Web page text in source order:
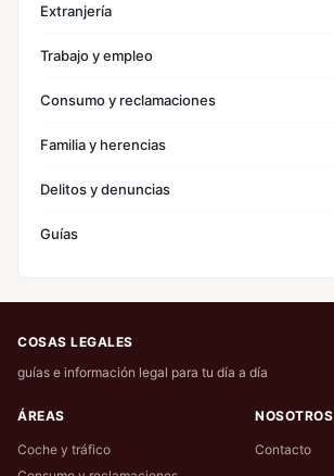
Extranjería
Trabajo y empleo
Consumo y reclamaciones
Familia y herencias
Delitos y denuncias
Guías
COSAS LEGALES
guías e información legal para tu día a día
ÁREAS
Coche y tráfico
NOSOTROS
Contacto